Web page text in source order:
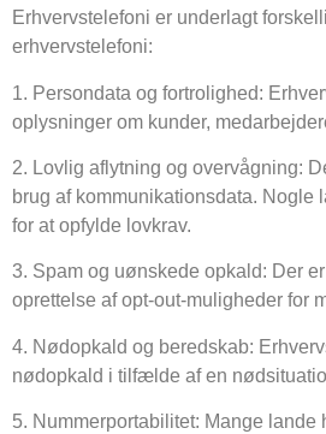
Erhvervstelefoni er underlagt
erhvervstelefoni:
1. Persondata og fortrolighed:
oplysninger om kunder,
2. Lovlig aflytning og overvågning:
brug af kommunikationsdata.
for at opfylde lovkrav.
3. Spam og uønskede opkald: Der
oprettelse af opt-out-muligheder for
4. Nødopkald og beredskab:
nødopkald i tilfælde af en
5. Nummerportabilitet: Mange lande